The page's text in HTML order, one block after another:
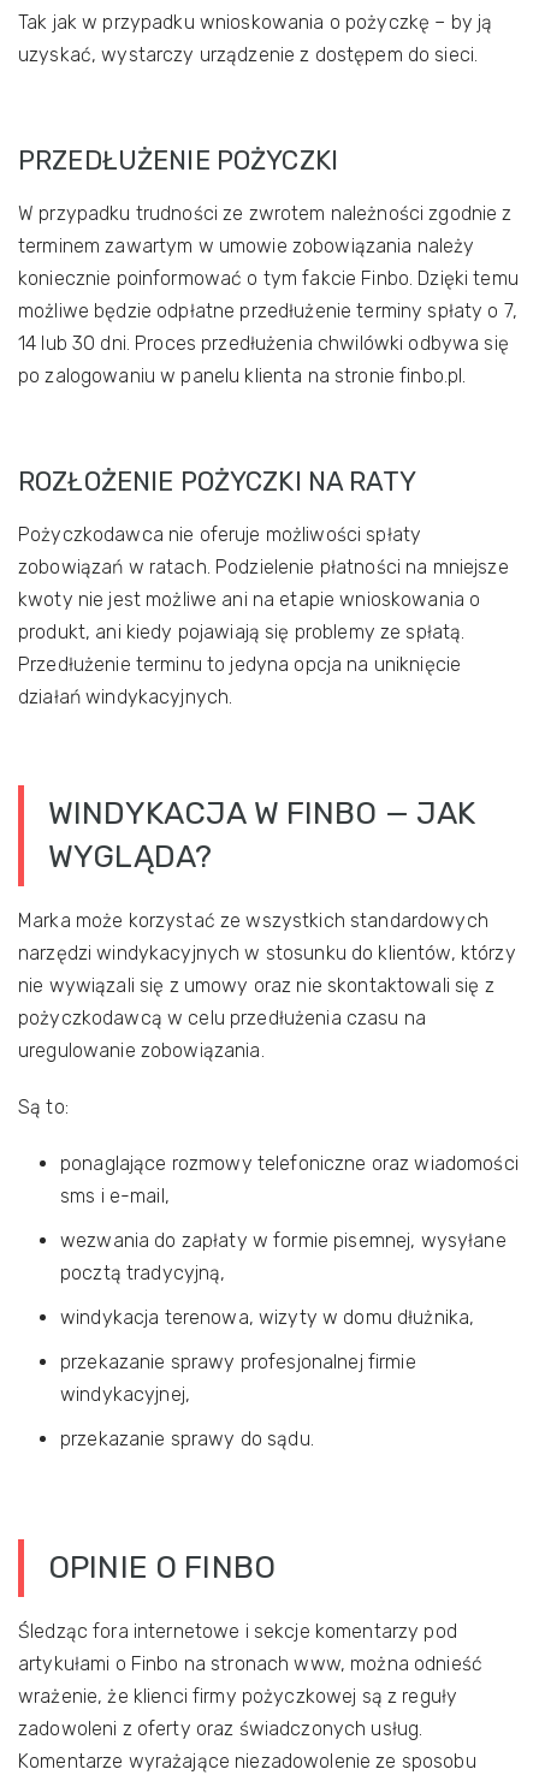
Tak jak w przypadku wnioskowania o pożyczkę – by ją
uzyskać, wystarczy urządzenie z dostępem do sieci.
PRZEDŁUŻENIE POŻYCZKI
W przypadku trudności ze zwrotem należności zgodnie z
terminem zawartym w umowie zobowiązania należy
koniecznie poinformować o tym fakcie Finbo. Dzięki temu
możliwe będzie odpłatne przedłużenie terminy spłaty o 7,
14 lub 30 dni. Proces przedłużenia chwilówki odbywa się
po zalogowaniu w panelu klienta na stronie finbo.pl.
ROZŁOŻENIE POŻYCZKI NA RATY
Pożyczkodawca nie oferuje możliwości spłaty
zobowiązań w ratach. Podzielenie płatności na mniejsze
kwoty nie jest możliwe ani na etapie wnioskowania o
produkt, ani kiedy pojawiają się problemy ze spłatą.
Przedłużenie terminu to jedyna opcja na uniknięcie
działań windykacyjnych.
WINDYKACJA W FINBO — JAK
WYGLĄDA?
Marka może korzystać ze wszystkich standardowych
narzędzi windykacyjnych w stosunku do klientów, którzy
nie wywiązali się z umowy oraz nie skontaktowali się z
pożyczkodawcą w celu przedłużenia czasu na
uregulowanie zobowiązania.
Są to:
ponaglające rozmowy telefoniczne oraz wiadomości
sms i e-mail,
wezwania do zapłaty w formie pisemnej, wysyłane
pocztą tradycyjną,
windykacja terenowa, wizyty w domu dłużnika,
przekazanie sprawy profesjonalnej firmie
windykacyjnej,
przekazanie sprawy do sądu.
OPINIE O FINBO
Śledząc fora internetowe i sekcje komentarzy pod
artykułami o Finbo na stronach www, można odnieść
wrażenie, że klienci firmy pożyczkowej są z reguły
zadowoleni z oferty oraz świadczonych usług.
Komentarze wyrażające niezadowolenie ze sposobu